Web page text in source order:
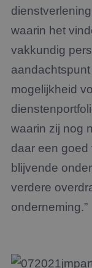
waarin het
vakkundig
mogelijkheid
waarin zij nog
daar een
blijvende
verdere
onderneming.”